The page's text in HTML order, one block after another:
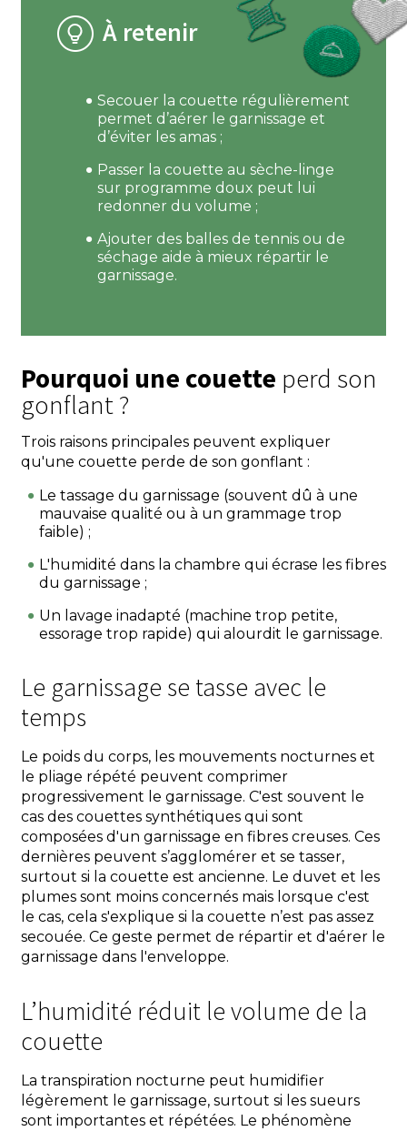
À retenir
Secouer la couette régulièrement
permet d’aérer le garnissage et
d’éviter les amas ;
Passer la couette au sèche-linge
sur programme doux peut lui
redonner du volume ;
Ajouter des balles de tennis ou de
séchage aide à mieux répartir le
garnissage.
Pourquoi une couette perd son
gonflant ?
Trois raisons principales peuvent expliquer
qu'une couette perde de son gonflant :
Le tassage du garnissage (souvent dû à une
mauvaise qualité ou à un grammage trop
faible) ;
L'humidité dans la chambre qui écrase les fibres
du garnissage ;
Un lavage inadapté (machine trop petite,
essorage trop rapide) qui alourdit le garnissage.
Le garnissage se tasse avec le
temps
Le poids du corps, les mouvements nocturnes et
le pliage répété peuvent comprimer
progressivement le garnissage. C'est souvent le
cas des couettes synthétiques qui sont
composées d'un garnissage en fibres creuses. Ces
dernières peuvent s’agglomérer et se tasser,
surtout si la couette est ancienne. Le duvet et les
plumes sont moins concernés mais lorsque c'est
le cas, cela s'explique si la couette n’est pas assez
secouée. Ce geste permet de répartir et d'aérer le
garnissage dans l'enveloppe.
L’humidité réduit le volume de la
couette
La transpiration nocturne peut humidifier
légèrement le garnissage, surtout si les sueurs
sont importantes et répétées. Le phénomène